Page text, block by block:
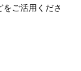
ご活用くださ